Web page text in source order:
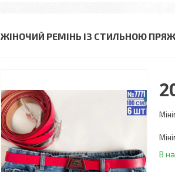
ЖІНОЧИЙ РЕМІНЬ ІЗ СТИЛЬНОЮ
В